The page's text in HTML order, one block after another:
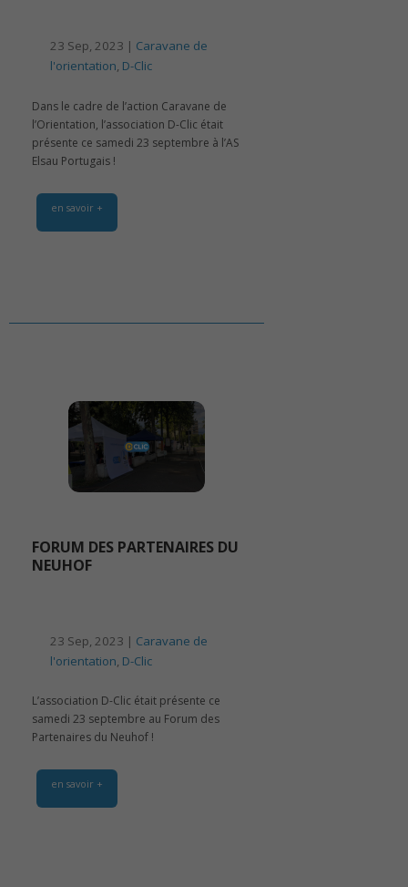
23 Sep, 2023 | Caravane de
l'orientation, D-Clic
Dans le cadre de l’action Caravane de
l’Orientation, l’association D-Clic était
présente ce samedi 23 septembre à l’AS
Elsau Portugais !
en savoir +
FORUM DES PARTENAIRES DU
NEUHOF
23 Sep, 2023 | Caravane de
l'orientation D-Clic
L’association D-Clic était présente ce
samedi 23 septembre au Forum des
Partenaires du Neuhof !
en savoir +